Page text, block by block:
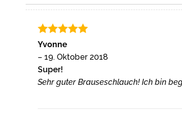
Bewertet
mit 5von
Yvonne
– 19. Oktober 2018
Super!
Sehr guter Brauseschlauch! Ich bin